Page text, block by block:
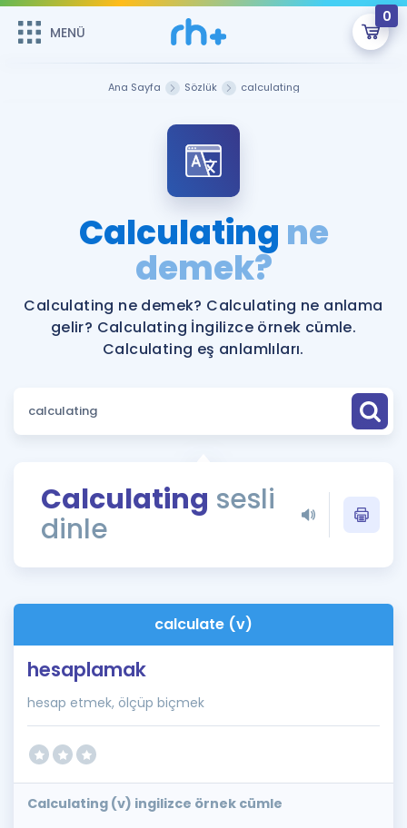
MENÜ
0
Şifremi Hatırlamıyorum
Sepetin Şu An Boş.
Remzi Hoca ile seni sınava hazırlayacak onlarca eğitim seni
bekliyor!
MENÜ
Katılımcı Görüşleri
Faydalı Araçlar
Ücretsiz Kaynaklar
Puan Hesaplama
ÖSYM Sınav Takvimi
Kampanyalar
İngilizce Gramer
İngilizce Gramer
Ana Sayfa Sözlük calculating
Calculating ne
demek?
Calculating ne demek? Calculating ne anlama
gelir? Calculating İngilizce örnek cümle.
Calculating eş anlamlıları.
Calculating sesli
dinle
calculate (v)
hesaplamak
hesap etmek, ölçüp biçmek
Calculating (v) ingilizce örnek cümle